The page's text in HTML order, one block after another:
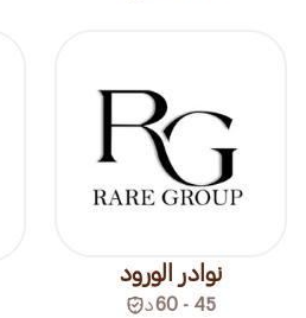
نوادر الورود
45 - 60 د